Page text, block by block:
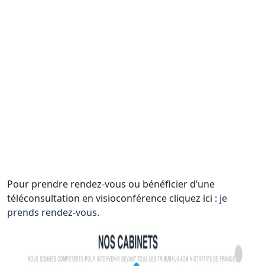
Pour prendre rendez-vous ou bénéficier d’une
téléconsultation en visioconférence cliquez ici : je
prends rendez-vous.